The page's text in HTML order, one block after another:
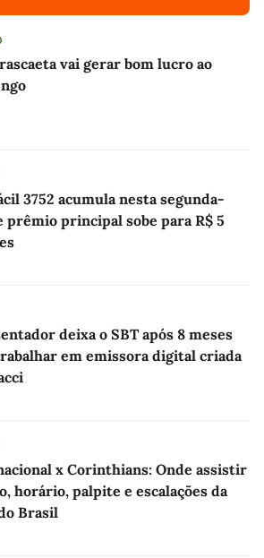
vai gerar bom lucro ao
3752 acumula nesta segunda-
prêmio principal sobe para R$ 5
deixa o SBT após 8 meses
em emissora digital criada
x Corinthians: Onde assistir
horário, palpite e escalações da
Brasil